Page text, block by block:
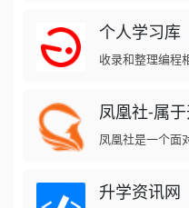
个人学习库
收录和整理编程
凤凰社-属
凤凰社是一个面
升学资讯网